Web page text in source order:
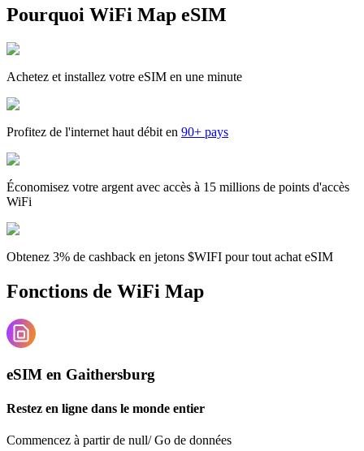
Pourquoi WiFi Map eSIM
Achetez et installez votre eSIM en une minute
Profitez de l'internet haut débit en 90+ pays
Économisez votre argent avec accès à 15 millions de points d'accès
WiFi
Obtenez 3% de cashback en jetons $WIFI pour tout achat eSIM
Fonctions de WiFi Map
eSIM en Gaithersburg
Restez en ligne dans le monde entier
Commencez à partir de null/ Go de données